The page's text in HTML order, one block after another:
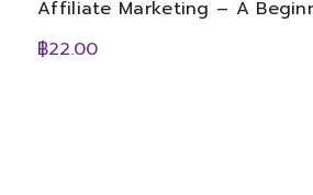
Affiliate Marketing – A
฿22.00